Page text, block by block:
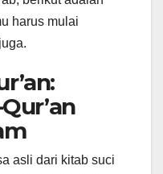
harus mulai
asli dari kitab suci